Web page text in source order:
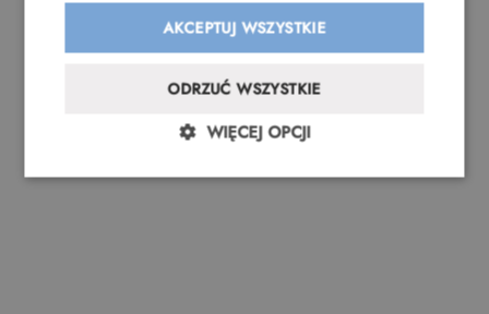
AKCEPTUJ WSZYSTKIE
ODRZUĆ WSZYSTKIE
WIĘCEJ OPCJI